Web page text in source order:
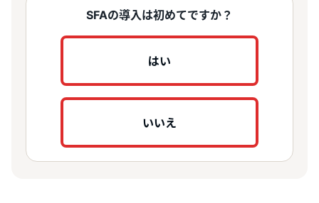
SFAの導入は初めてですか？
はい
いいえ